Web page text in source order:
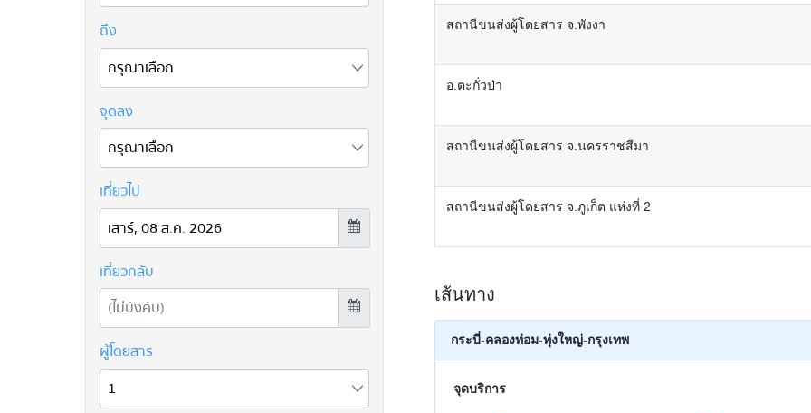
สถานีขนส่งผู้โดยสาร จ.พังงา
อ.ตะกั่วป่า
สถานีขนส่งผู้โดยสาร จ.นครราชสีมา
สถานีขนส่งผู้โดยสาร จ.ภูเก็ต แห่งที่ 2
เส้นทาง
กระบี่-คลองท่อม-ทุ่งใหญ่-กรุงเทพ
จุดบริการ